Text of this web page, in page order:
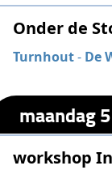
Onder de
Turnhout- De
maandag
workshop